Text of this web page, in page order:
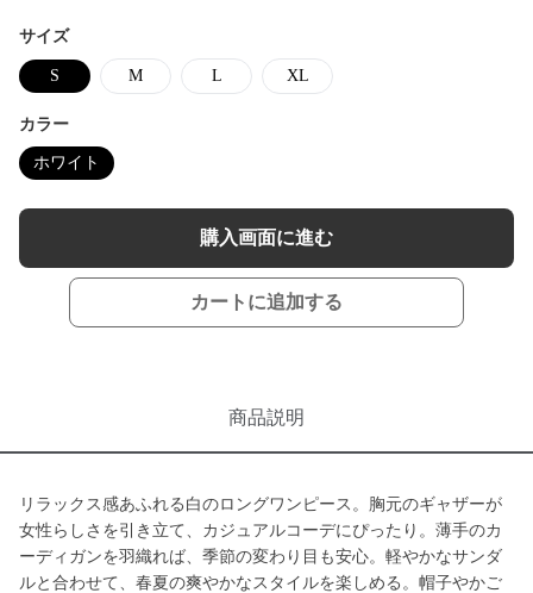
サイズ
S M L XL
カラー
ホワイト
購入画面に進む
カートに追加する
商品説明
リラックス感あふれる白のロングワンピース。胸元のギャザーが
女性らしさを引き立て、カジュアルコーデにぴったり。薄手のカ
ーディガンを羽織れば、季節の変わり目も安心。軽やかなサンダ
ルと合わせて、春夏の爽やかなスタイルを楽しめる。帽子やかご